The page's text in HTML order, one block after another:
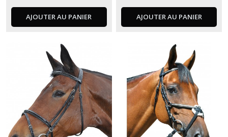
AJOUTER AU PANIER AJOUTER AU PANIER